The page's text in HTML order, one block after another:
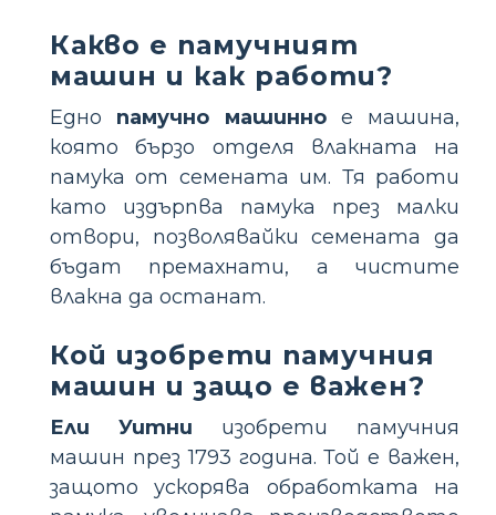
Какво е памучният
машин и как работи?
Едно памучно машинное машина,
която бързо отделя влакната на
памука от семената им. Тя работи
като издърпва памука през малки
отвори, позволявайки семената да
бъдат премахнати, а чистите
влакна да останат.
Кой изобрети памучния
машин и защо е важен?
Ели Уитни изобрети памучния
машин през 1793 година. Той е важен,
защото ускорява обработката на